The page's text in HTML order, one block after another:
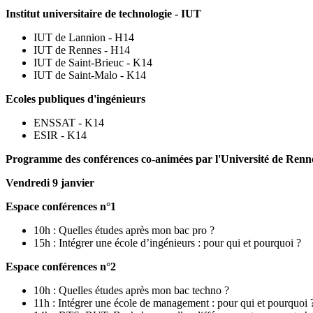
Institut universitaire de technologie - IUT
IUT de Lannion - H14
IUT de Rennes - H14
IUT de Saint-Brieuc - K14
IUT de Saint-Malo - K14
Ecoles publiques d'ingénieurs
ENSSAT - K14
ESIR - K14
Programme des conférences co-animées par l'Université de
Vendredi 9 janvier
Espace conférences n°1
10h : Quelles études après mon bac pro ?
15h : Intégrer une école d’ingénieurs : pour qui et pourquoi ?
Espace conférences n°2
10h : Quelles études après mon bac techno ?
11h : Intégrer une école de management : pour qui et pourquoi